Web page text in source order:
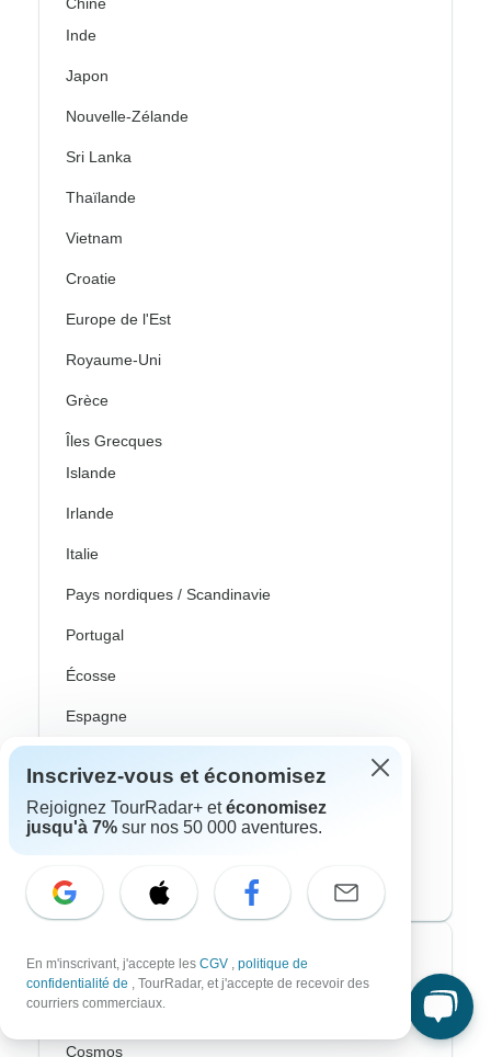
Chine
Inde
Japon
Nouvelle-Zélande
Sri Lanka
Thaïlande
Vietnam
Croatie
Europe de l'Est
Royaume-Uni
Grèce
Îles Grecques
Islande
Irlande
Italie
Pays nordiques / Scandinavie
Portugal
Écosse
Espagne
Canada
Costa Rica
États-Unis
Voyagistes les plus populaires
Contiki
Cosmos
Inscrivez-vous et économisez
Rejoignez TourRadar+ etéconomisez
jusqu'à 7% sur nos 50 000 aventures.
En m'inscrivant, j'accepte les CGV , politique de
confidentialité de , TourRadar, et j'accepte de recevoir des
courriers commerciaux.